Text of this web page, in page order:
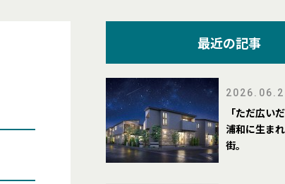
最近の記事
「ただ広い
浦和に生ま
街。